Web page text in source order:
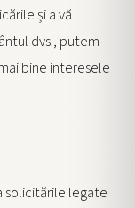
și a vă
dvs., putem
bine interesele
solicitările legate